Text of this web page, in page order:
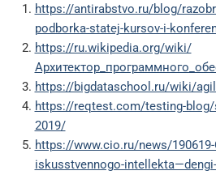
https://antirabstvo.ru/blog/
podborka-statej-kursov-i-
https://ru.wikipedia.org/wiki/
https://bigdataschool.ru/wiki/
https://reqtest.com/testing-
2019/
https://www.cio.ru/news/190619-
iskusstvennogo-